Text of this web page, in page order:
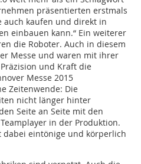
präsentierten erstmals
auch kaufen und direkt in
einbauen kann.“ Ein weiterer
die Roboter. Auch in diesem
Messe und waren mit ihrer
und Kraft die
Messe 2015
Zeitenwende: Die
nicht länger hinter
Seite an Seite mit den
in der Produktion.
dabei eintönige und körperlich